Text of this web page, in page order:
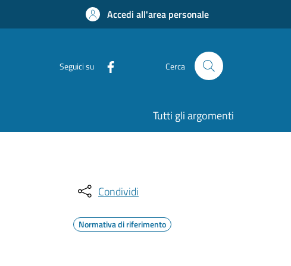
Accedi all'area personale
Seguici su Cerca
Tutti gli argomenti
Condividi
Normativa di riferimento